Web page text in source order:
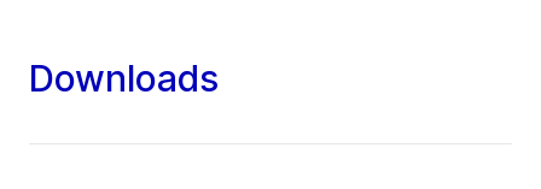
Downloads